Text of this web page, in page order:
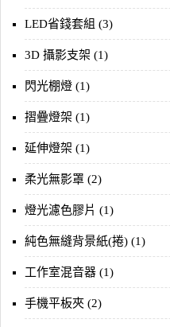
LED省錢套組 (3)
3D 攝影支架 (1)
閃光棚燈 (1)
摺疊燈架 (1)
延伸燈架 (1)
柔光無影罩 (2)
燈光濾色膠片 (1)
純色無縫背景紙(捲) (1)
工作室混音器 (1)
手機平板夾 (2)